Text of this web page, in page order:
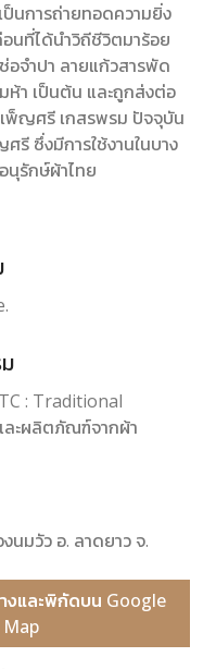
นการถ่ายทอดความยิ่ง
นที่ได้นำวิถีชีวิตมาร้อย
อจำปา ลายแก้วสารพัด
ห้า เป็นต้น และถูกส่งต่อ
พ็ญศรี เกสรพรม ปัจจุบัน
รี ซึ่งมีการใช้งานในบาง
นุรักษ์ผ้าไทย
: Traditional
ะผลิตภัณฑ์จากผ้า
นมวัว อ. ลาดยาว จ.
งและพิกัดบน Google
Map